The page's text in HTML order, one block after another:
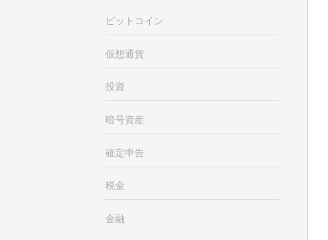
ビットコイン
仮想通貨
投資
暗号資産
確定申告
税金
金融